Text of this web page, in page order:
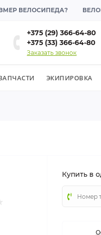
ВЕЛОСИПЕДА?
+375 (29) 366-64-80
+375 (33) 366-64-80
Заказать звонок
ЭКИПИРОВКА
Купить в